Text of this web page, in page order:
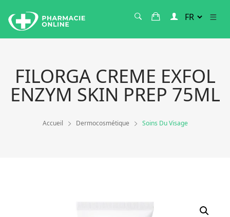
FILORGA CREME EXFOL
ENZYM SKIN PREP 75ML
Accueil Dermocosmétique Soins Du Visage